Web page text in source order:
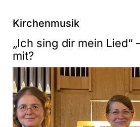
Kirchenmusik
„Ich sing dir mein Lied“
mit?